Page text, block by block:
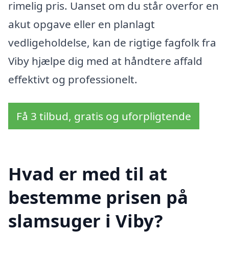
rimelig pris. Uanset om du står overfor en
akut opgave eller en planlagt
vedligeholdelse, kan de rigtige fagfolk fra
Viby hjælpe dig med at håndtere affald
effektivt og professionelt.
Få 3 tilbud, gratis og uforpligtende
Hvad er med til at
bestemme prisen på
slamsuger i Viby?